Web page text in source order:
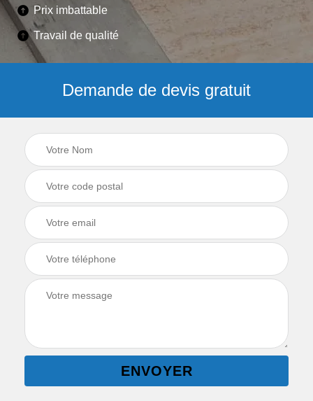
Prix imbattable
Travail de qualité
Demande de devis gratuit